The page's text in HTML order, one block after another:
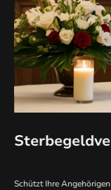
Schützt Ihre